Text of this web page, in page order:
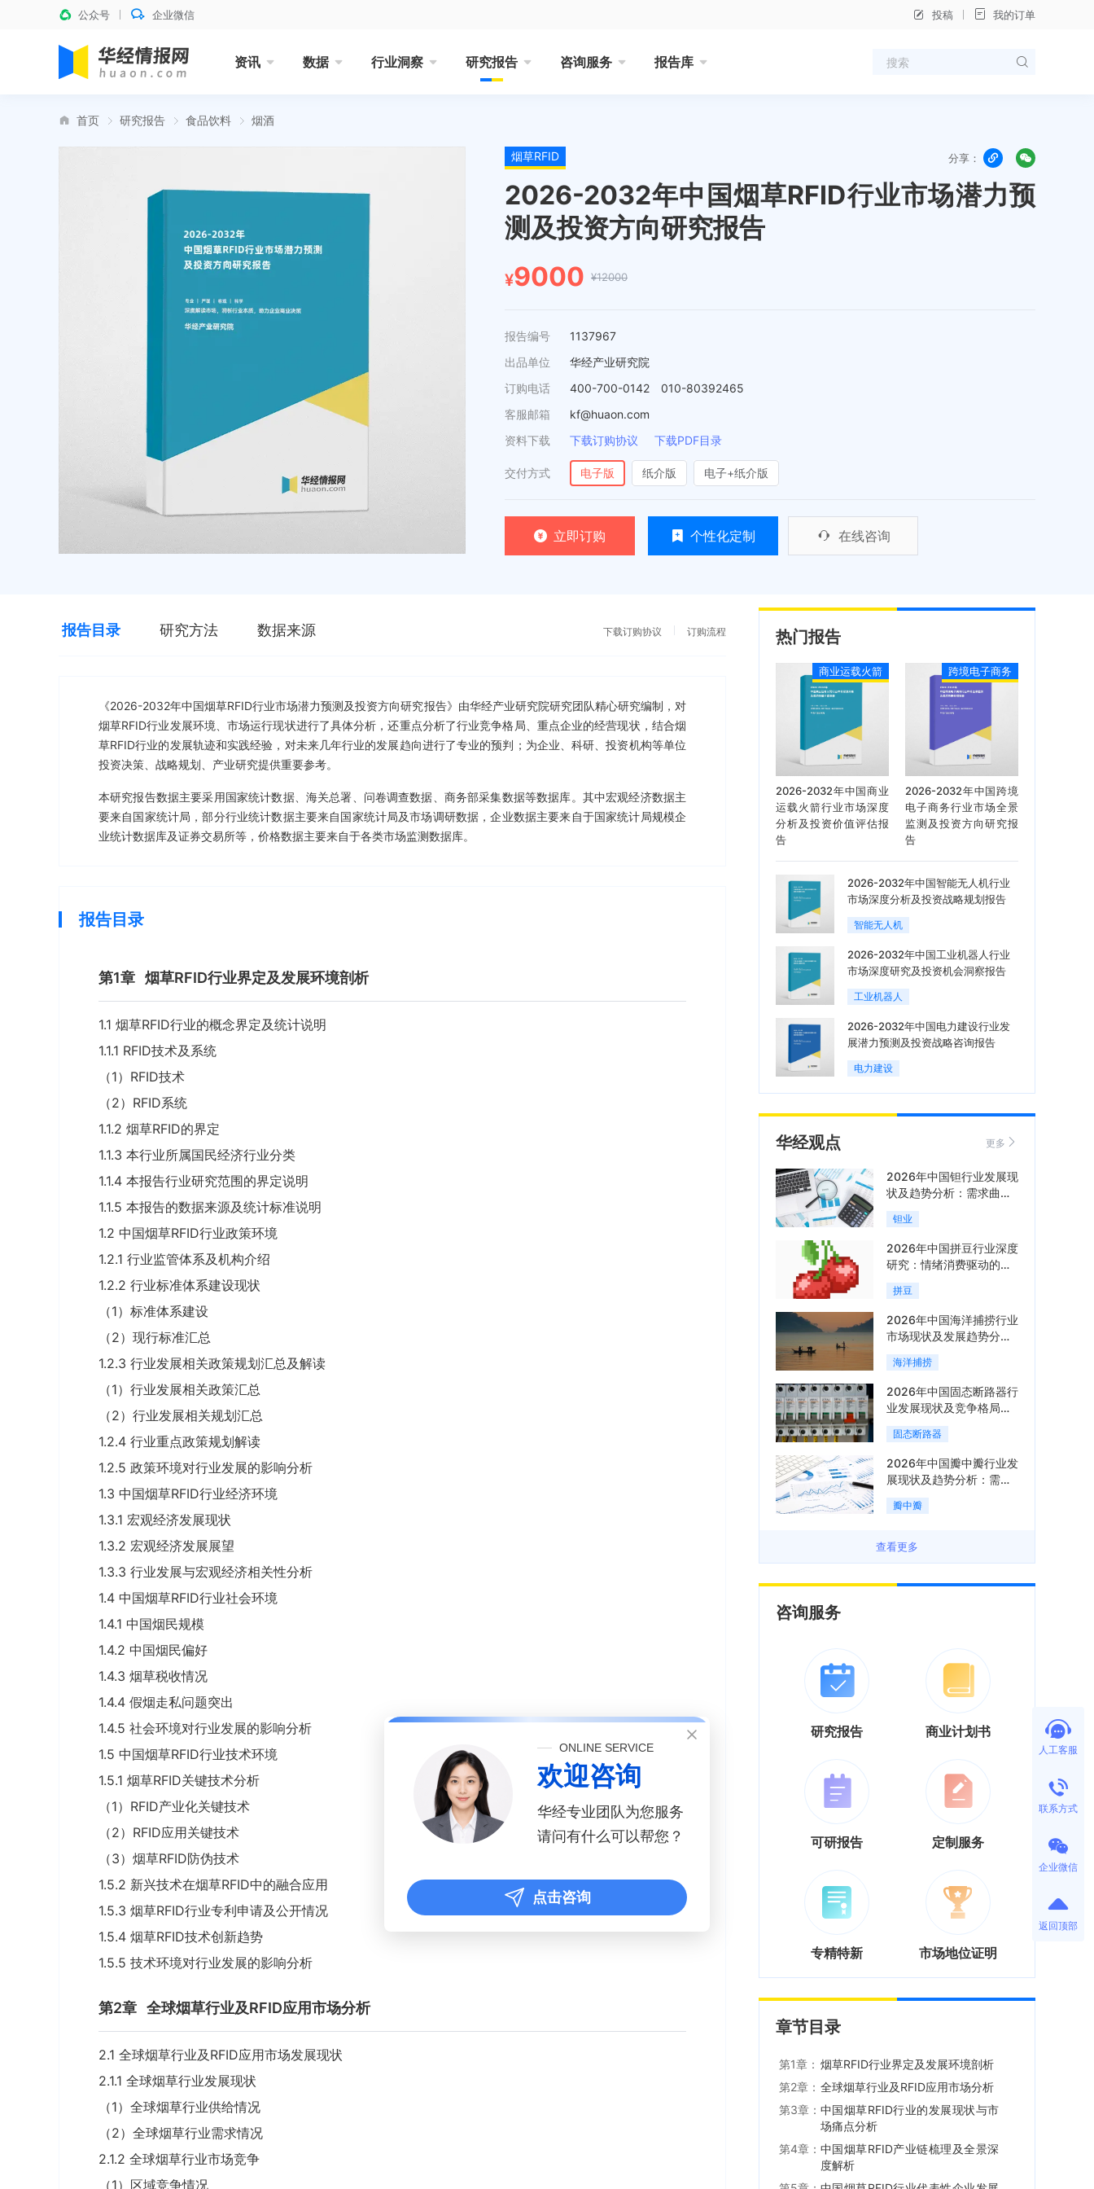
公众号 企业微信 投稿 我的订单
资讯 数据 行业洞察 研究报告 咨询服务 报告库
首页 研究报告 食品饮料 烟酒
烟草RFID 分享：
2026-2032年中国烟草RFID行业市场潜力预
测及投资方向研究报告
¥9000 ¥12000
报告编号
1137967
出品单位
华经产业研究院
订购电话
400-700-0142 010-80392465
客服邮箱
kf@huaon.com
资料下载
下载订购协议 下载PDF目录
交付方式 电子版 纸介版 电子+纸介版
立即订购 个性化定制 在线咨询
报告目录 研究方法 数据来源 下载订购协议 订购流程
《2026-2032年中国烟草RFID行业市场潜力预测及投资方向研究报告》由华经产业研究院研究团队精心研究编制，对
烟草RFID行业发展环境、市场运行现状进行了具体分析，还重点分析了行业竞争格局、重点企业的经营现状，结合烟
草RFID行业的发展轨迹和实践经验，对未来几年行业的发展趋向进行了专业的预判；为企业、科研、投资机构等单位
投资决策、战略规划、产业研究提供重要参考。
本研究报告数据主要采用国家统计数据、海关总署、问卷调查数据、商务部采集数据等数据库。其中宏观经济数据主
要来自国家统计局，部分行业统计数据主要来自国家统计局及市场调研数据，企业数据主要来自于国家统计局规模企
业统计数据库及证券交易所等，价格数据主要来自于各类市场监测数据库。
报告目录
第1章 烟草RFID行业界定及发展环境剖析
1.1 烟草RFID行业的概念界定及统计说明
1.1.1 RFID技术及系统
（1）RFID技术
（2）RFID系统
1.1.2 烟草RFID的界定
1.1.3 本行业所属国民经济行业分类
1.1.4 本报告行业研究范围的界定说明
1.1.5 本报告的数据来源及统计标准说明
1.2 中国烟草RFID行业政策环境
1.2.1 行业监管体系及机构介绍
1.2.2 行业标准体系建设现状
（1）标准体系建设
（2）现行标准汇总
1.2.3 行业发展相关政策规划汇总及解读
（1）行业发展相关政策汇总
（2）行业发展相关规划汇总
1.2.4 行业重点政策规划解读
1.2.5 政策环境对行业发展的影响分析
1.3 中国烟草RFID行业经济环境
1.3.1 宏观经济发展现状
1.3.2 宏观经济发展展望
1.3.3 行业发展与宏观经济相关性分析
1.4 中国烟草RFID行业社会环境
1.4.1 中国烟民规模
1.4.2 中国烟民偏好
1.4.3 烟草税收情况
1.4.4 假烟走私问题突出
1.4.5 社会环境对行业发展的影响分析
1.5 中国烟草RFID行业技术环境
1.5.1 烟草RFID关键技术分析
（1）RFID产业化关键技术
（2）RFID应用关键技术
（3）烟草RFID防伪技术
1.5.2 新兴技术在烟草RFID中的融合应用
1.5.3 烟草RFID行业专利申请及公开情况
1.5.4 烟草RFID技术创新趋势
1.5.5 技术环境对行业发展的影响分析
第2章 全球烟草行业及RFID应用市场分析
2.1 全球烟草行业及RFID应用市场发展现状
2.1.1 全球烟草行业发展现状
（1）全球烟草行业供给情况
（2）全球烟草行业需求情况
2.1.2 全球烟草行业市场竞争
（1）区域竞争情况
热门报告
商业运载火箭
2026-2032年中国商业
运载火箭行业市场深度
分析及投资价值评估报
告
跨境电子商务
2026-2032年中国跨境
电子商务行业市场全景
监测及投资方向研究报
告
2026-2032年中国智能无人机行业
市场深度分析及投资战略规划报告
智能无人机
2026-2032年中国工业机器人行业
市场深度研究及投资机会洞察报告
工业机器人
2026-2032年中国电力建设行业发
展潜力预测及投资战略咨询报告
电力建设
华经观点 更多
2026年中国钽行业发展现
状及趋势分析：需求曲线
陡峭与供给曲线平缓的博
弈加剧「图」
钽业
2026年中国拼豆行业深度
研究：情绪消费驱动的新
兴手工赛道「图」
拼豆
2026年中国海洋捕捞行业
市场现状及发展趋势分
析：科技赋能与智能化转
型加速「图」
海洋捕捞
2026年中国固态断路器行
业发展现状及竞争格局分
析：国际巨头领跑技术，
国内企业加速追赶「图」
固态断路器
2026年中国瓣中瓣行业发
展现状及趋势分析：需求
可持续释放，市场发展前
景良好「图」
瓣中瓣
查看更多
咨询服务
研究报告 商业计划书
可研报告 定制服务
专精特新 市场地位证明
章节目录
第1章： 烟草RFID行业界定及发展环境剖析
第2章： 全球烟草行业及RFID应用市场分析
第3章： 中国烟草RFID行业的发展现状与市
场痛点分析
第4章： 中国烟草RFID产业链梳理及全景深
度解析
人工客服
联系方式
企业微信
返回顶部
ONLINE SERVICE
欢迎咨询
华经专业团队为您服务
请问有什么可以帮您？
点击咨询